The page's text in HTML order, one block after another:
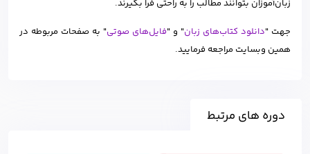
زبان‌آموزان بتوانند مطالب را به راحتی فرا بگیرند.
جهت "دانلود کتاب‌های زبان" و "فایل‌های صوتی" به صفحات مربوطه در
همین وبسایت مراجعه فرمایید.
دوره های مرتبط